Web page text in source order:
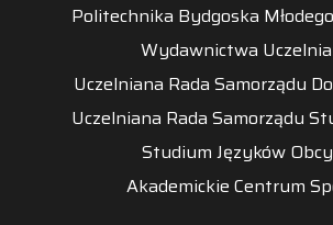
Politechnika Bydgoska
Wydawnictwa
Uczelniana Rada Samorządu
Uczelniana Rada Samorządu
Studium Języków
Akademickie Centrum